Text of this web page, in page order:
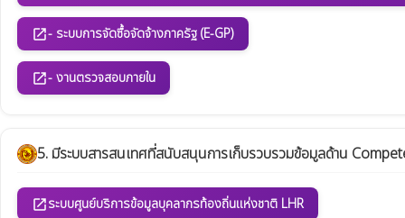
open_in_new- ระบบการจัดซื้อจัดจ้างภาครัฐ (E-GP)
open_in_new- งานตรวจสอบภายใน
5. มีระบบสารสนเทศที่สนับสนุนการเก็บรวบรวมข้อมูลด้าน
open_in_newระบบศูนย์บริการข้อมูลบุคลากรท้องถิ่นแห่งชาติ LHR